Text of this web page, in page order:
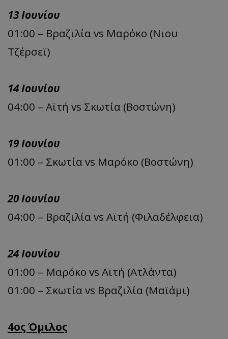
13 Ιουνίου
01:00 – Βραζιλία vs Μαρόκο (Νιου
Τζέρσεϊ)
14 Ιουνίου
04:00 – Αϊτή vs Σκωτία (Βοστώνη)
19 Ιουνίου
01:00 – Σκωτία vs Μαρόκο (Βοστώνη)
20 Ιουνίου
04:00 – Βραζιλία vs Αϊτή (Φιλαδέλφεια)
24 Ιουνίου
01:00 – Μαρόκο vs Αϊτή (Ατλάντα)
01:00 – Σκωτία vs Βραζιλία (Μαϊάμι)
4ος Όμιλος